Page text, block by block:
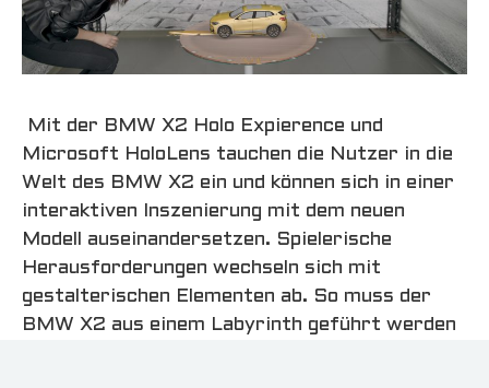
Mit der BMW X2 Holo Expierence und
Microsoft HoloLens tauchen die Nutzer in die
Welt des BMW X2 ein und können sich in einer
interaktiven Inszenierung mit dem neuen
Modell auseinandersetzen. Spielerische
Herausforderungen wechseln sich mit
gestalterischen Elementen ab. So muss der
BMW X2 aus einem Labyrinth geführt werden